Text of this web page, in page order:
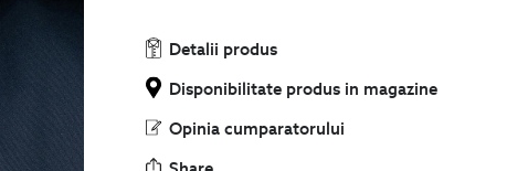
Detalii produs
Disponibilitate produs in magazine
Opinia cumparatorului